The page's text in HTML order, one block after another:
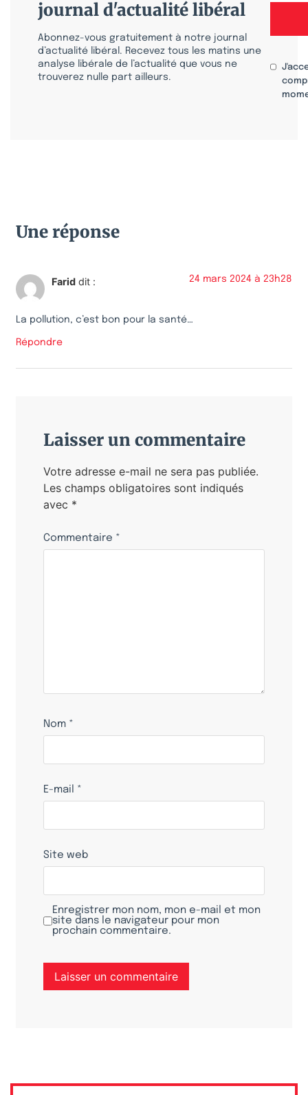
journal d'actualité libéral
Abonnez-vous gratuitement à notre journal
d’actualité libéral. Recevez tous les matins une
analyse libérale de l’actualité que vous ne
trouverez nulle part ailleurs.
Une réponse
Farid dit : 24 mars 2024 à 23h28
La pollution, c’est bon pour la santé…
Répondre
Laisser un commentaire
Votre adresse e-mail ne sera pas publiée.
Les champs obligatoires sont indiqués
avec *
Commentaire *
Nom *
E-mail *
Site web
Enregistrer mon nom, mon e-mail et mon
site dans le navigateur pour mon
prochain commentaire.